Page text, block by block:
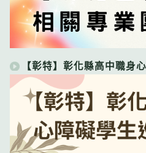
【彰特】彰化縣高中職身